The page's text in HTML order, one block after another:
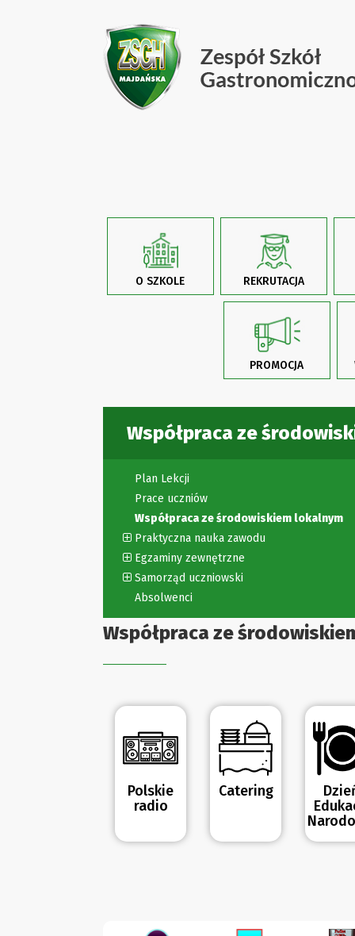
O SZKOLE REKRUTACJA
PROMOCJA
Współpraca ze
Plan Lekcji
Prace uczniów
Współpraca ze środowiskiem lokalnym
Praktyczna nauka zawodu
Egzaminy zewnętrzne
Samorząd uczniowski
Absolwenci
Współpraca ze
Polskie
radio
Catering